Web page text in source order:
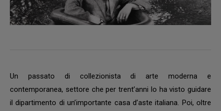
Un passato di collezionista di arte moderna e
contemporanea, settore che per trent’anni lo ha visto guidare
il dipartimento di un’importante casa d’aste italiana. Poi, oltre